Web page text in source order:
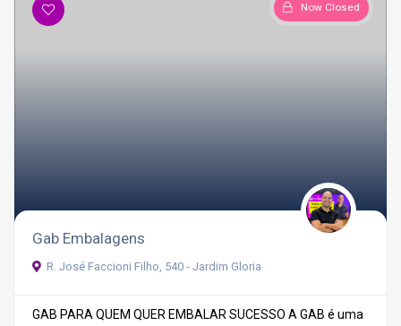
Now Closed
Gab Embalagens
R. José Faccioni Filho, 540 - Jardim Gloria
GAB PARA QUEM QUER EMBALAR SUCESSO A GAB é uma